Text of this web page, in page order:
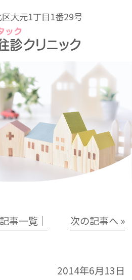
大元1丁目1番29号
事一覧│ 次の記事へ »
2014年6月13日